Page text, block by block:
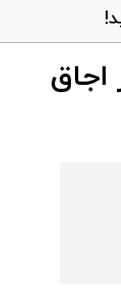
اجاق